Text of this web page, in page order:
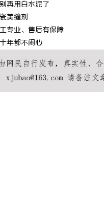
再用白水泥了
美缝剂
专业、售后有保障
年都不闹心